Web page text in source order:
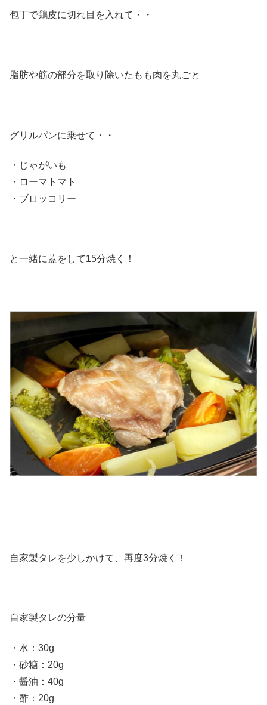
包丁で鶏皮に切れ目を入れて・・
脂肪や筋の部分を取り除いたもも肉を丸ごと
グリルパンに乗せて・・
・じゃがいも
・ローマトマト
・ブロッコリー
と一緒に蓋をして15分焼く！
自家製タレを少しかけて、再度3分焼く！
自家製タレの分量
・水：30g
・砂糖：20g
・醤油：40g
・酢：20g